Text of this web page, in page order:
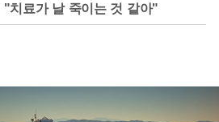
"치료가 날 죽이는 것 같아"